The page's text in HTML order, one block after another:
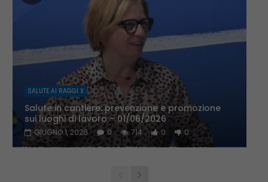
SALUTE AI RAGGI X
Salute in cantiere: prevenzione e promozione
sui luoghi di lavoro – 01/06/2026
GIUGNO 1, 2026 0 714 0 0